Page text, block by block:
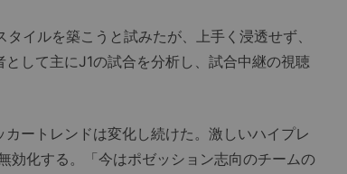
イルを築こうと試みたが、上手く浸透せず、
して主にJ1の試合を分析し、試合中継の視聴
ートレンドは変化し続けた。激しいハイプレ
効化する。「今はポゼッション志向のチームの